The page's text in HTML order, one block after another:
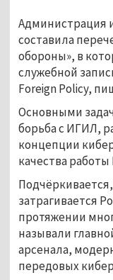
Администрация
составила
обороны», в
служебной
Foreign Policy,
Основными
борьба с ИГИЛ,
концепции
качества работы
затрагивается
протяжении
называли
арсенала,
передовых